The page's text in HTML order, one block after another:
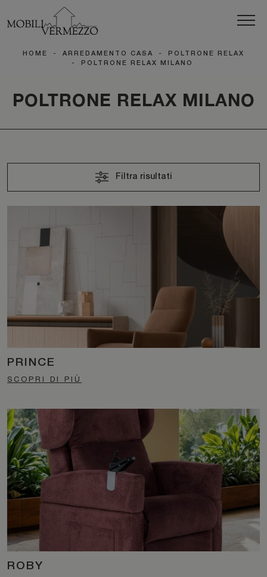
HOME - ARREDAMENTO CASA -
POLTRONE RELAX
-
POLTRONE RELAX MILANO
POLTRONE RELAX MILANO
Filtra risultati
PRINCE
SCOPRI DI PIÙ
ROBY